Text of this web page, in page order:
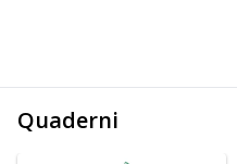
Quaderni